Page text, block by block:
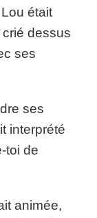
était
crié dessus
ses
ses
interprété
toi de
animée,